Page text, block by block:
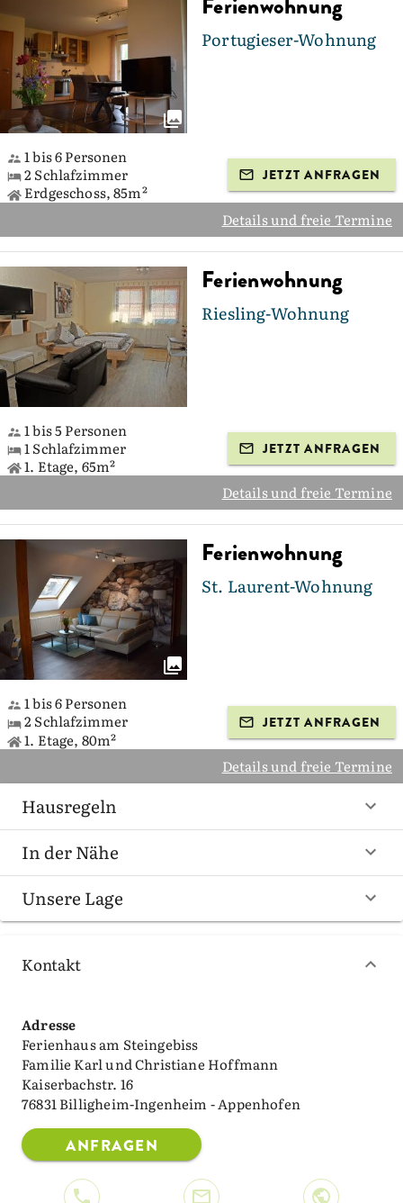
Portugieser-Wohnung
1 bis 6 Personen
2 Schlafzimmer
Erdgeschoss, 85m²
JETZT ANFRAGEN
Details und freie Termine
Ferienwohnung
Riesling-Wohnung
1 bis 5 Personen
1 Schlafzimmer
1. Etage, 65m²
JETZT ANFRAGEN
Details und freie Termine
Ferienwohnung
St. Laurent-Wohnung
1 bis 6 Personen
2 Schlafzimmer
1. Etage, 80m²
JETZT ANFRAGEN
Details und freie Termine
Hausregeln
In der Nähe
Unsere Lage
Kontakt
Adresse
Ferienhaus am Steingebiss
Familie Karl und Christiane Hoffmann
Kaiserbachstr. 16
76831 Billigheim-Ingenheim - Appenhofen
ANFRAGEN